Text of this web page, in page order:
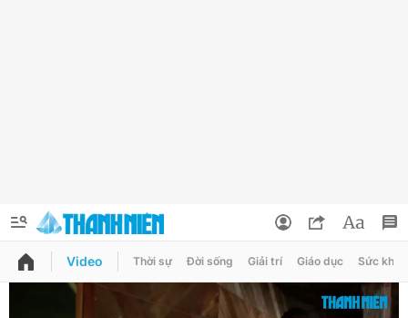
QUẢNG CÁO
Video Thời sự Đời sống Giải trí Giáo dục Sức khỏe